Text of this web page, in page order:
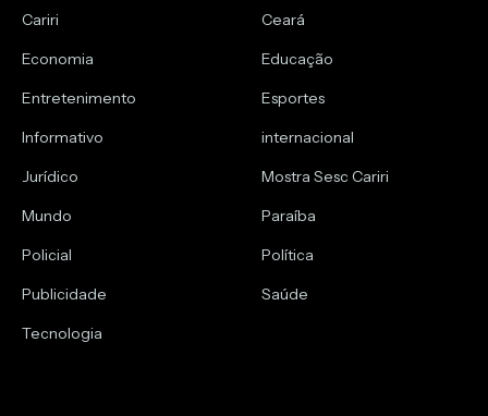
Cariri
Ceará
Economia
Educação
Entretenimento
Esportes
Informativo
internacional
Jurídico
Mostra Sesc Cariri
Mundo
Paraíba
Policial
Política
Publicidade
Saúde
Tecnologia